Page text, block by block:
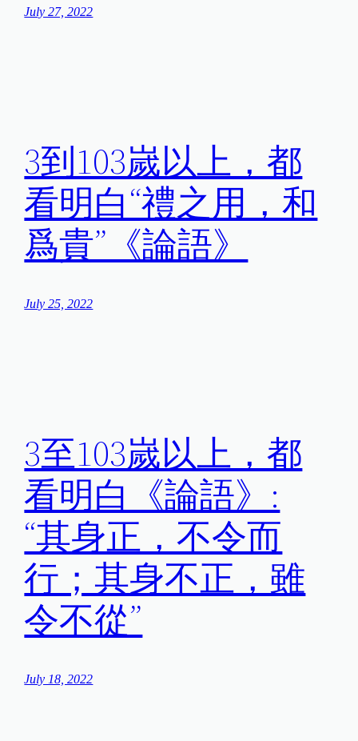
July 27, 2022
3到103嵗以上，都
看明白“禮之用，和
爲貴”《論語》
July 25, 2022
3至103嵗以上，都
看明白《論語》:
“其身正，不令而
行；其身不正，雖
令不從”
July 18, 2022